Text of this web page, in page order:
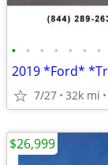
• • • • • • •
7/27 32k mi
$26,999